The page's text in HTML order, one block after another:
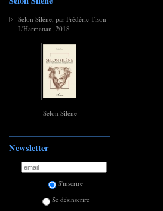
Selon Silène, par Frédéric Tison -
L'Harmattan, 2018
Selon Silène
Newsletter
S'inscrire
Se désinscrire